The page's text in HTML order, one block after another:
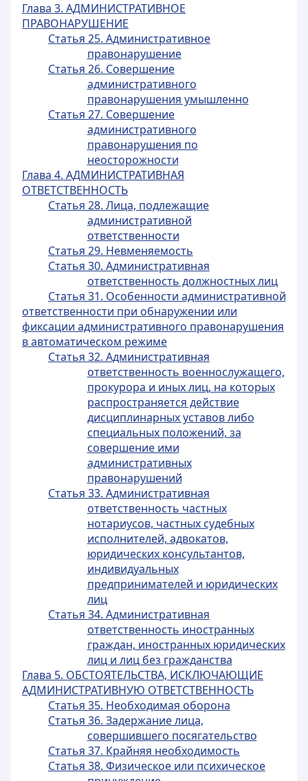
Глава 3. АДМИНИСТРАТИВНОЕ
ПРАВОНАРУШЕНИЕ
Статья 25. Административное
правонарушение
Статья 26. Совершение
административного
правонарушения умышленно
Статья 27. Совершение
административного
правонарушения по
неосторожности
Глава 4. АДМИНИСТРАТИВНАЯ
ОТВЕТСТВЕННОСТЬ
Статья 28. Лица, подлежащие
административной
ответственности
Статья 29. Невменяемость
Статья 30. Административная
ответственность должностных лиц
Статья 31. Особенности административной
ответственности при обнаружении или
фиксации административного правонарушения
в автоматическом режиме
Статья 32. Административная
ответственность военнослужащего,
прокурора и иных лиц, на которых
распространяется действие
дисциплинарных уставов либо
специальных положений, за
совершение ими
административных
правонарушений
Статья 33. Административная
ответственность частных
нотариусов, частных судебных
исполнителей, адвокатов,
юридических консультантов,
индивидуальных
предпринимателей и юридических
лиц
Статья 34. Административная
ответственность иностранных
граждан, иностранных юридических
лиц и лиц без гражданства
Глава 5. ОБСТОЯТЕЛЬСТВА, ИСКЛЮЧАЮЩИЕ
АДМИНИСТРАТИВНУЮ ОТВЕТСТВЕННОСТЬ
Статья 35. Необходимая оборона
Статья 36. Задержание лица,
совершившего посягательство
Статья 37. Крайняя необходимость
Статья 38. Физическое или психическое